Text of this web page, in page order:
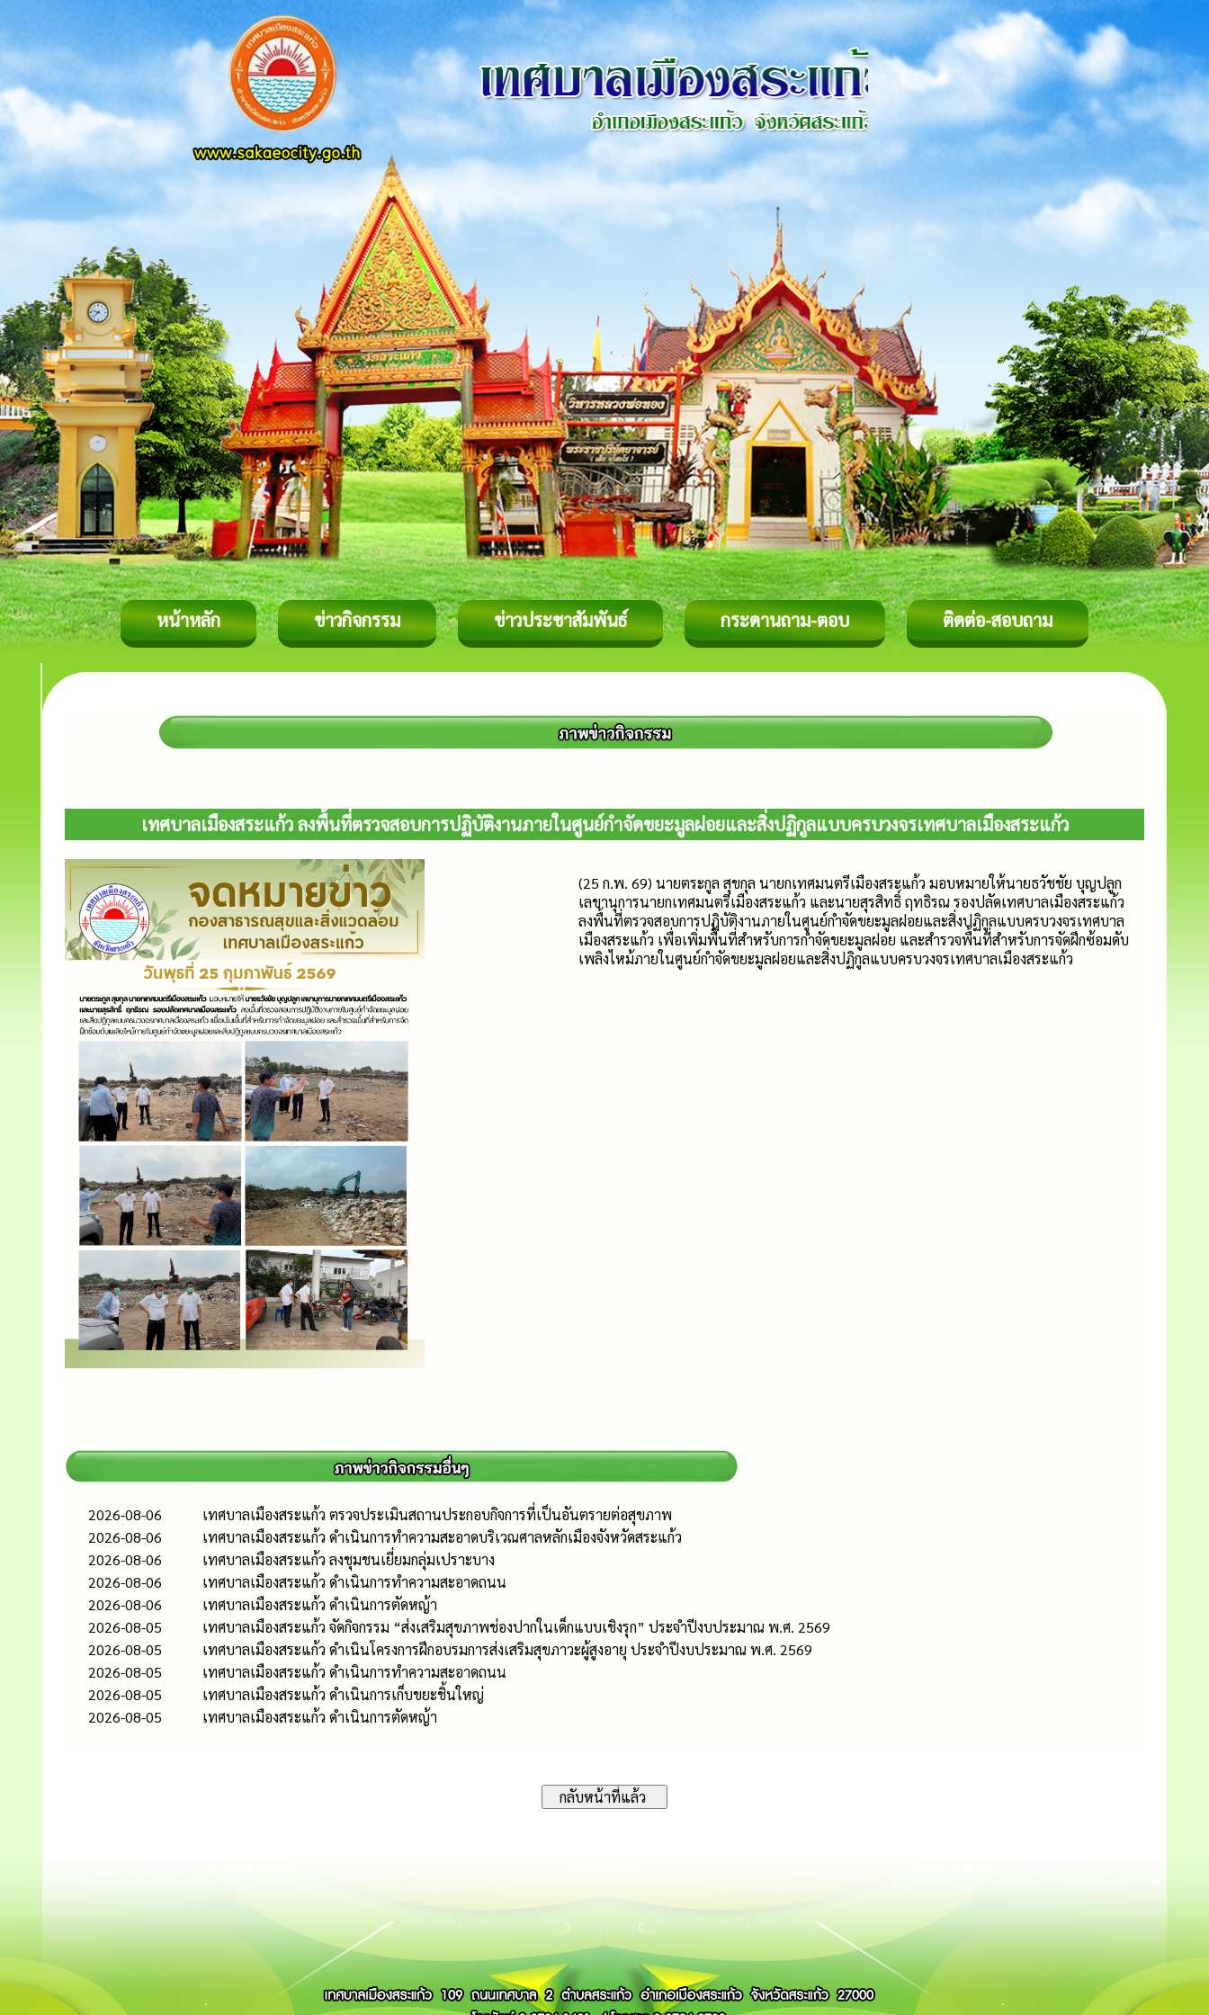
หน้าหลัก ข่าวกิจกรรม ข่าวประชาสัมพันธ์ กระดานถาม-ตอบ ติดต่อ-สอบถาม
เทศบาลเมืองสระแก้ว ลงพื้นที่ตรวจสอบการปฏิบัติงานภายในศูนย์กำจัดขยะมูลฝอยและสิ่งปฏิกูลแบบครบวงจรเทศบาลเมืองสระแก้ว
(25 ก.พ. 69) นายตระกูล สุขกุล นายกเทศมนตรีเมืองสระแก้ว มอบหมายให้นายธวัชชัย บุญปลูก
เลขานุการนายกเทศมนตรีเมืองสระแก้ว และนายสุรสิทธิ์ ฤทธิรณ รองปลัดเทศบาลเมืองสระแก้ว
ลงพื้นที่ตรวจสอบการปฏิบัติงานภายในศูนย์กำจัดขยะมูลฝอยและสิ่งปฏิกูลแบบครบวงจรเทศบาล
เมืองสระแก้ว เพื่อเพิ่มพื้นที่สำหรับการกำจัดขยะมูลฝอย และสำรวจพื้นที่สำหรับการจัดฝึกซ้อมดับ
เพลิงไหม้ภายในศูนย์กำจัดขยะมูลฝอยและสิ่งปฏิกูลแบบครบวงจรเทศบาลเมืองสระแก้ว
2026-08-06
เทศบาลเมืองสระแก้ว ตรวจประเมินสถานประกอบกิจการที่เป็นอันตรายต่อสุขภาพ
2026-08-06
เทศบาลเมืองสระแก้ว ดำเนินการทำความสะอาดบริเวณศาลหลักเมืองจังหวัดสระแก้ว
2026-08-06
เทศบาลเมืองสระแก้ว ลงชุมชนเยี่ยมกลุ่มเปราะบาง
2026-08-06
เทศบาลเมืองสระแก้ว ดำเนินการทำความสะอาดถนน
2026-08-06
เทศบาลเมืองสระแก้ว ดำเนินการตัดหญ้า
2026-08-05
เทศบาลเมืองสระแก้ว จัดกิจกรรม “ส่งเสริมสุขภาพช่องปากในเด็กแบบเชิงรุก” ประจำปีงบประมาณ พ.ศ. 2569
2026-08-05
เทศบาลเมืองสระแก้ว ดำเนินโครงการฝึกอบรมการส่งเสริมสุขภาวะผู้สูงอายุ ประจำปีงบประมาณ พ.ศ. 2569
2026-08-05
เทศบาลเมืองสระแก้ว ดำเนินการทำความสะอาดถนน
2026-08-05
เทศบาลเมืองสระแก้ว ดำเนินการเก็บขยะชิ้นใหญ่
2026-08-05
เทศบาลเมืองสระแก้ว ดำเนินการตัดหญ้า